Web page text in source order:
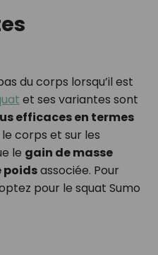
du corps lorsqu’il est
et ses variantes sont
efficaces en termes
corps et sur les
le gain de masse
poidsassociée. Pour
pour le squat Sumo